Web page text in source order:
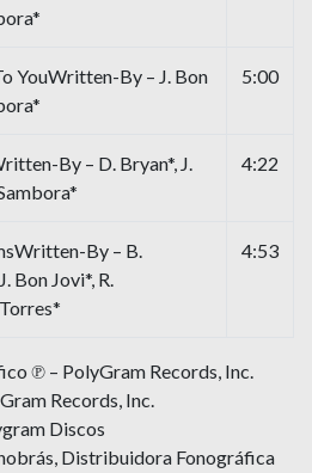
YouWritten-By – J. Bon
5:00
By – D. Bryan*, J.
4:22
By – B.
Bon Jovi*, R.
4:53
℗ – PolyGram Records, Inc.
Records, Inc.
Discos
Distribuidora Fonográfica